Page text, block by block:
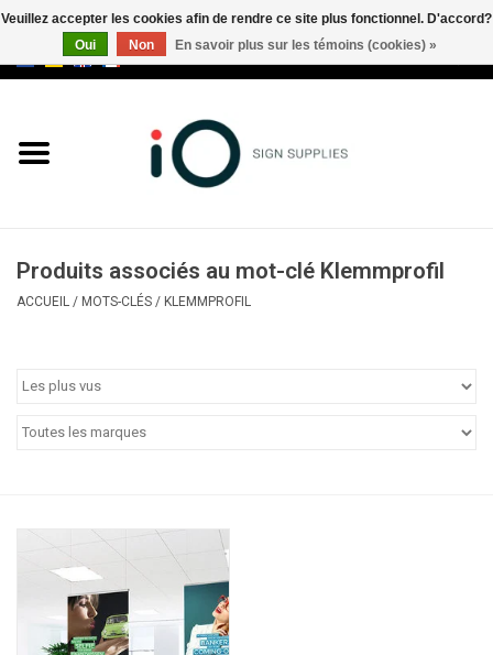
Marques
Appelez-nous au +32 3 353 67
Produits associés au mot-clé Klemmprofil
ACCUEIL / MOTS-CLÉS / KLEMMPROFIL
Veuillez accepter les cookies afin de rendre ce site plus fonctionnel. D'accord?
Oui
Non En savoir plus sur les témoins (cookies) »